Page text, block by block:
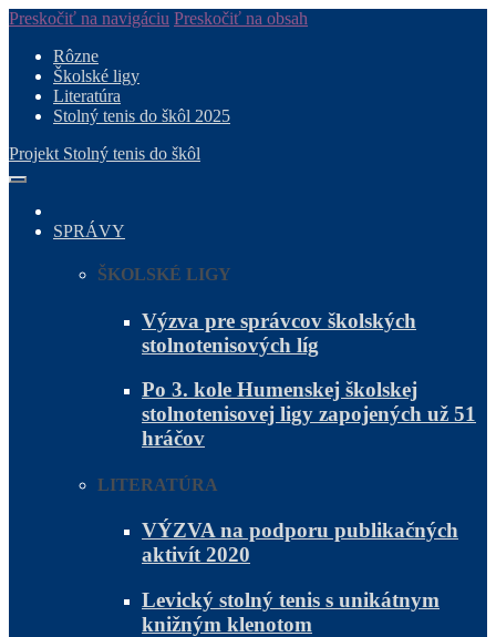
Preskočiť na navigáciu Preskočiť na obsah
Rôzne
Školské ligy
Literatúra
Stolný tenis do škôl 2025
Projekt Stolný tenis do škôl
SPRÁVY
ŠKOLSKÉ LIGY
Výzva pre správcov školských
stolnotenisových líg
Po 3. kole Humenskej školskej
stolnotenisovej ligy zapojených už 51
hráčov
LITERATÚRA
VÝZVA na podporu publikačných
aktivít 2020
Levický stolný tenis s unikátnym
knižným klenotom